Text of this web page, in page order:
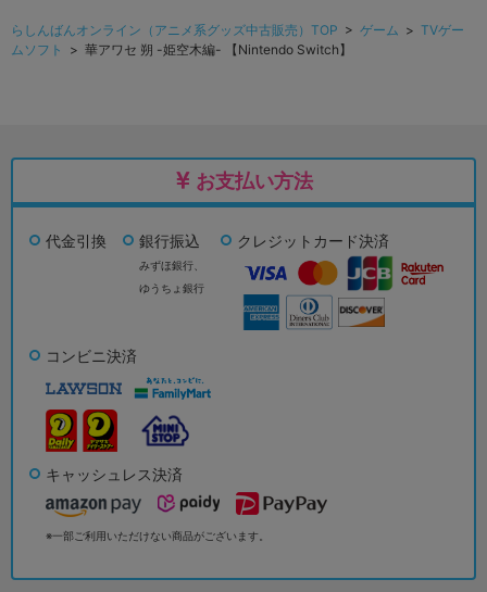
らしんばんオンライン（アニメ系グッズ中古販売）TOP > ゲーム > TVゲー
ムソフト
> 華アワセ 朔 -姫空木編- 【Nintendo Switch】
お支払い方法
代金引換 銀行振込
みずほ銀行、
ゆうちょ銀行
クレジットカード決済
コンビニ決済
キャッシュレス決済
※一部ご利用いただけない商品がございます。